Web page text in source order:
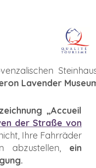
Lavender
„Accueil
der Straße von
Ihre Fahrräder
abzustellen, ein